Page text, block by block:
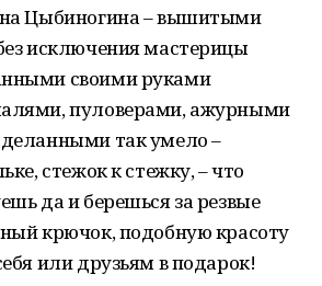
Цыбиногина – вышитыми
исключения мастерицы
своими руками
пуловерами, ажурными
так умело –
стежок к стежку, – что
да и берешься за резвые
крючок, подобную красоту
или друзьям в подарок!